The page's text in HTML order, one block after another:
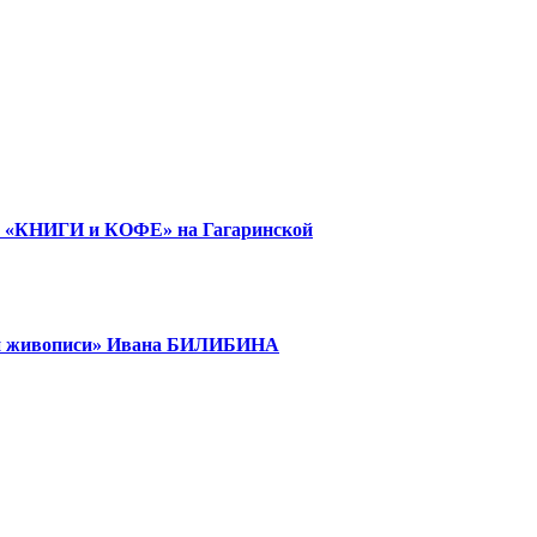
и КОФЕ» на Гагаринской
живописи» Ивана БИЛИБИНА